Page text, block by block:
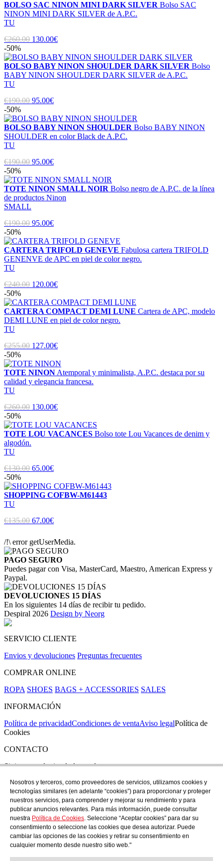
BOLSO SAC NINON MINI DARK SILVER Bolso SAC
NINON MINI DARK SILVER de A.P.C.
TU
€260.00 130.00€
-50%
BOLSO BABY NINON SHOULDER DARK SILVER Bolso
BABY NINON SHOULDER DARK SILVER de A.P.C.
TU
€190.00 95.00€
-50%
BOLSO BABY NINON SHOULDER Bolso BABY NINON
SHOULDER en color Black de A.P.C.
TU
€190.00 95.00€
-50%
TOTE NINON SMALL NOIR Bolso negro de A.P.C. de la línea
de productos Ninon
SMALL
€190.00 95.00€
-50%
CARTERA TRIFOLD GENEVE Fabulosa cartera TRIFOLD
GENENVE de APC en piel de color negro.
TU
€240.00 120.00€
-50%
CARTERA COMPACT DEMI LUNE Cartera de APC, modelo
DEMI LUNE en piel de color negro.
TU
€255.00 127.00€
-50%
TOTE NINONAtemporal y minimalista, A.P.C. destaca por su
calidad y elegancia francesa.
TU
€260.00 130.00€
-50%
TOTE LOU VACANCES Bolso tote Lou Vacances de denim y
algodón.
TU
€130.00 65.00€
-50%
SHOPPING COFBW-M61443
TU
€135.00 67.00€
/!\ error getUserMedia.
PAGO SEGURO
Puedes pagar con Visa, MasterCard, Maestro, American Express y
Paypal.
DEVOLUCIONES 15 DÍAS
En los siguientes 14 días de recibir tu pedido.
Despiral 2026 Design by Neorg
SERVICIO CLIENTE
Envios y devoluciones Preguntas frecuentes
COMPRAR ONLINE
ROPA SHOES BAGS + ACCESSORIES SALES
INFORMACIÓN
Política de privacidadCondiciones de ventaAviso legalPolítica de
Cookies
CONTACTO
Si tienes cualquier duda puedes contactar con nosotros en nuestra
TEL: +34 972 21 30 04
EMAIL: despiral@despiral.com
SÍGUENOS EN
Instagram
Financiado por la Unión Europea -
Nosotros y terceros, como proveedores de servicios, utilizamos cookies y
tecnologías similares (en adelante “cookies”) para proporcionar y proteger
nuestros servicios, para comprender y mejorar su rendimiento y para
publicar anuncios relevantes. Para más información, puede consultar
nuestra Política de Cookies. Seleccione “Aceptar cookies” para dar su
consentimiento o seleccione las cookies que desea autorizar. Puede
cambiar las opciones de las cookies y retirar su consentimiento en
cualquier momento desde nuestro sitio web."